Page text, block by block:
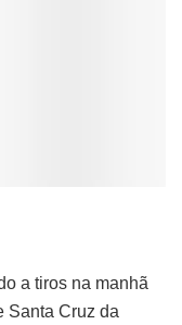
a tiros na manhã
Santa Cruz da